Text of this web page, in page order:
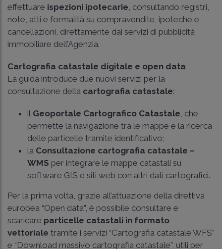
effettuare ispezioni ipotecarie , consultando registri,
note, atti e formalità su compravendite, ipoteche e
cancellazioni, direttamente dai servizi di pubblicità
immobiliare dell’Agenzia.
Cartografia catastale digitale e open data
La guida introduce due nuovi servizi per la
consultazione della cartografia catastale:
il Geoportale Cartografico Catastale , che
permette la navigazione tra le mappe e la ricerca
delle particelle tramite identificativo;
la Consultazione cartografia catastale –
WMS per integrare le mappe catastali su
software GIS e siti web con altri dati cartografici.
Per la prima volta, grazie all’attuazione della direttiva
europea “Open data”, è possibile consultare e
scaricare particelle catastali in formato
vettoriale tramite i servizi “Cartografia catastale WFS”
e “Download massivo cartografia catastale”, utili per